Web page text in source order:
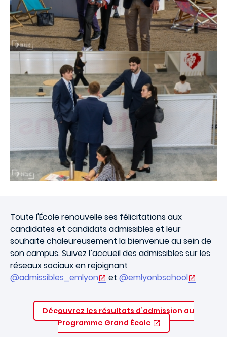
Toute l'Écolerenouvelle ses félicitations aux
candidates et candidats admissibles et leur
souhaite chaleureusement la bienvenue au sein de
son campus. Suivez l’accueil des admissibles sur les
réseaux sociaux en rejoignant
@admissibles_emlyon
et @emlyonbschool
Découvrez les résultats d’admission au
Programme Grand École